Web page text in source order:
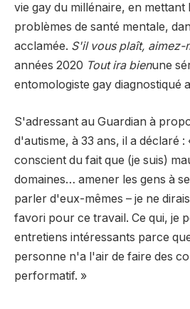
vie gay du millénaire, en
problèmes de santé mentale,
acclamée. S'il vous plaît, aimez-
années 2020 Tout ira bienune
entomologiste gay diagnostiqué
S'adressant au Guardian à
d'autisme, à 33 ans, il a déclaré :
conscient du fait que (je suis)
domaines… amener les gens à
parler d'eux-mêmes – je ne
favori pour ce travail. Ce qui, je
entretiens intéressants parce
personne n'a l'air de faire des
performatif. »